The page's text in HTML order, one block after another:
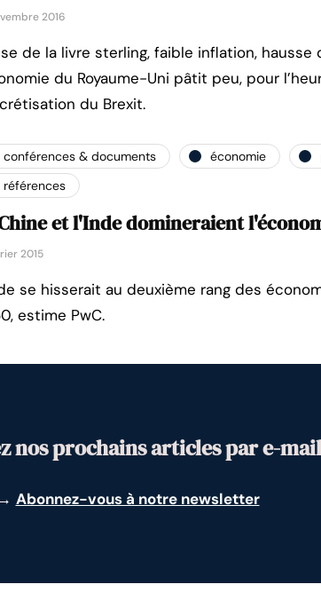
2016
de la livre sterling, faible inflation,
du Royaume-Uni pâtit peu, pour
du Brexit.
conférences & documents économie
références
et l'Inde domineraient
2015
se hisserait au deuxième rang des
estime PwC.
nos prochains articles par e-mail
→ Abonnez-vous à notre newsletter